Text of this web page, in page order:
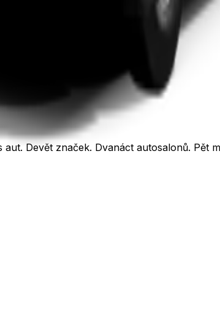
Devět značek. Dvanáct autosalonů. Pět